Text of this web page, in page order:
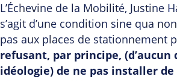
L’Échevine de la Mobilité, Justine
s’agit d’une condition sine qua
pas aux places de stationnement
refusant, par principe,
idéologie) de ne pas installer de